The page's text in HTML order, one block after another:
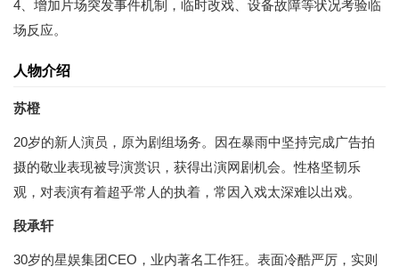
4、增加片场突发事件机制，临时改戏、设备故障等状况考验临
场反应。
人物介绍
苏橙
20岁的新人演员，原为剧组场务。因在暴雨中坚持完成广告拍
摄的敬业表现被导演赏识，获得出演网剧机会。性格坚韧乐
观，对表演有着超乎常人的执着，常因入戏太深难以出戏。
段承轩
30岁的星娱集团CEO，业内著名工作狂。表面冷酷严厉，实则